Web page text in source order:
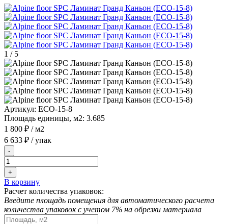
1 / 5
Артикул: ECO-15-8
Площадь единицы, м2: 3.685
1 800 ₽ / м2
6 633 ₽ / упак
-
+
В корзину
Расчет количества упаковок:
Введите площадь помещения для автоматического расчета
количества упаковок с учетом 7% на обрезки материала